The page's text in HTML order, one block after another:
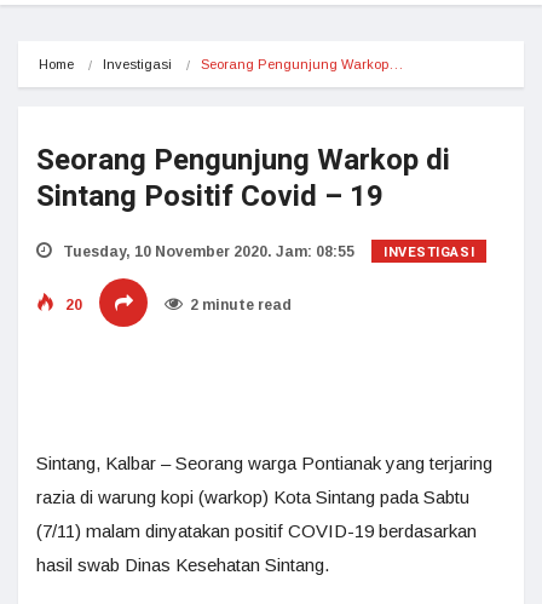
Home Investigasi Seorang Pengunjung Warkop…
Seorang Pengunjung Warkop di
Sintang Positif Covid – 19
Tuesday, 10 November 2020. Jam: 08:55 INVESTIGASI
20 2 minute read
Sintang, Kalbar – Seorang warga Pontianak yang terjaring
razia di warung kopi (warkop) Kota Sintang pada Sabtu
(7/11) malam dinyatakan positif COVID-19 berdasarkan
hasil swab Dinas Kesehatan Sintang.